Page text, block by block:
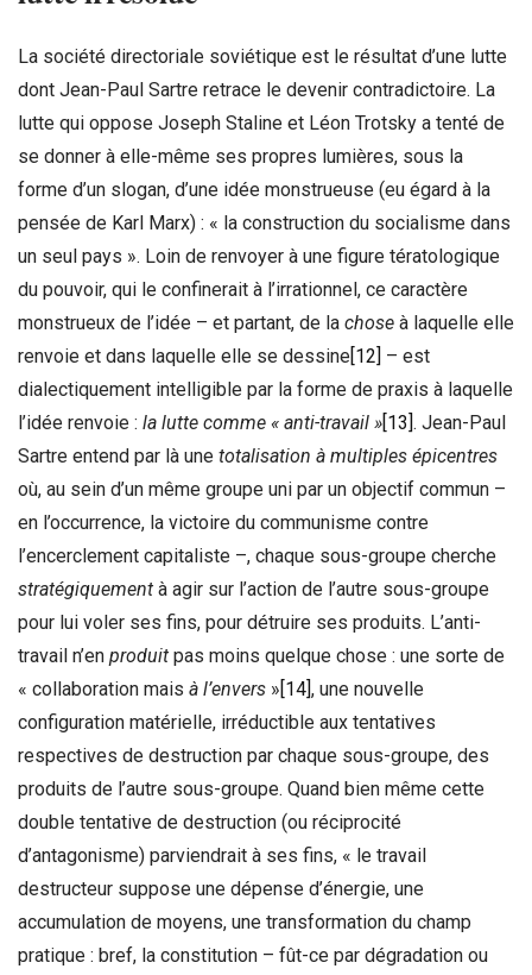
La société directoriale soviétique est le résultat d’une lutte
dont Jean-Paul Sartre retrace le devenir contradictoire. La
lutte qui oppose Joseph Staline et Léon Trotsky a tenté de
se donner à elle-même ses propres lumières, sous la
forme d’un slogan, d’une idée monstrueuse (eu égard à la
pensée de Karl Marx) : « la construction du socialisme dans
un seul pays ». Loin de renvoyer à une figure tératologique
du pouvoir, qui le confinerait à l’irrationnel, ce caractère
monstrueux de l’idée – et partant, de la chose à laquelle elle
renvoie et dans laquelle elle se dessine[12] – est
dialectiquement intelligible par la forme de praxis à laquelle
l’idée renvoie : la lutte comme « anti-travail »[13]. Jean-Paul
Sartre entend par là une totalisation à multiples épicentres
où, au sein d’un même groupe uni par un objectif commun –
en l’occurrence, la victoire du communisme contre
l’encerclement capitaliste –, chaque sous-groupe cherche
stratégiquement à agir sur l’action de l’autre sous-groupe
pour lui voler ses fins, pour détruire ses produits. L’anti-
travail n’en produit pas moins quelque chose : une sorte de
« collaboration mais à l’envers »[14], une nouvelle
configuration matérielle, irréductible aux tentatives
respectives de destruction par chaque sous-groupe, des
produits de l’autre sous-groupe. Quand bien même cette
double tentative de destruction (ou réciprocité
d’antagonisme) parviendrait à ses fins, « le travail
destructeur suppose une dépense d’énergie, une
accumulation de moyens, une transformation du champ
pratique : bref, la constitution – fût-ce par dégradation ou